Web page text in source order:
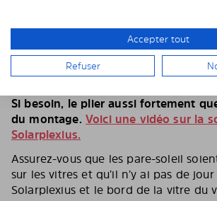
Suivant le modèle de voiture et le
plier le Solarplexius pour pouvoir
vitre et l’entourage de vitre.
Si besoin, le plier aussi fortement
du montage. Voici une vidéo sur la
Solarplexius.
Assurez-vous que les pare-soleil
sur les vitres et qu’il n’y ai pas de
Solarplexius et le bord de la vitre du
Accepter tout
Refuser